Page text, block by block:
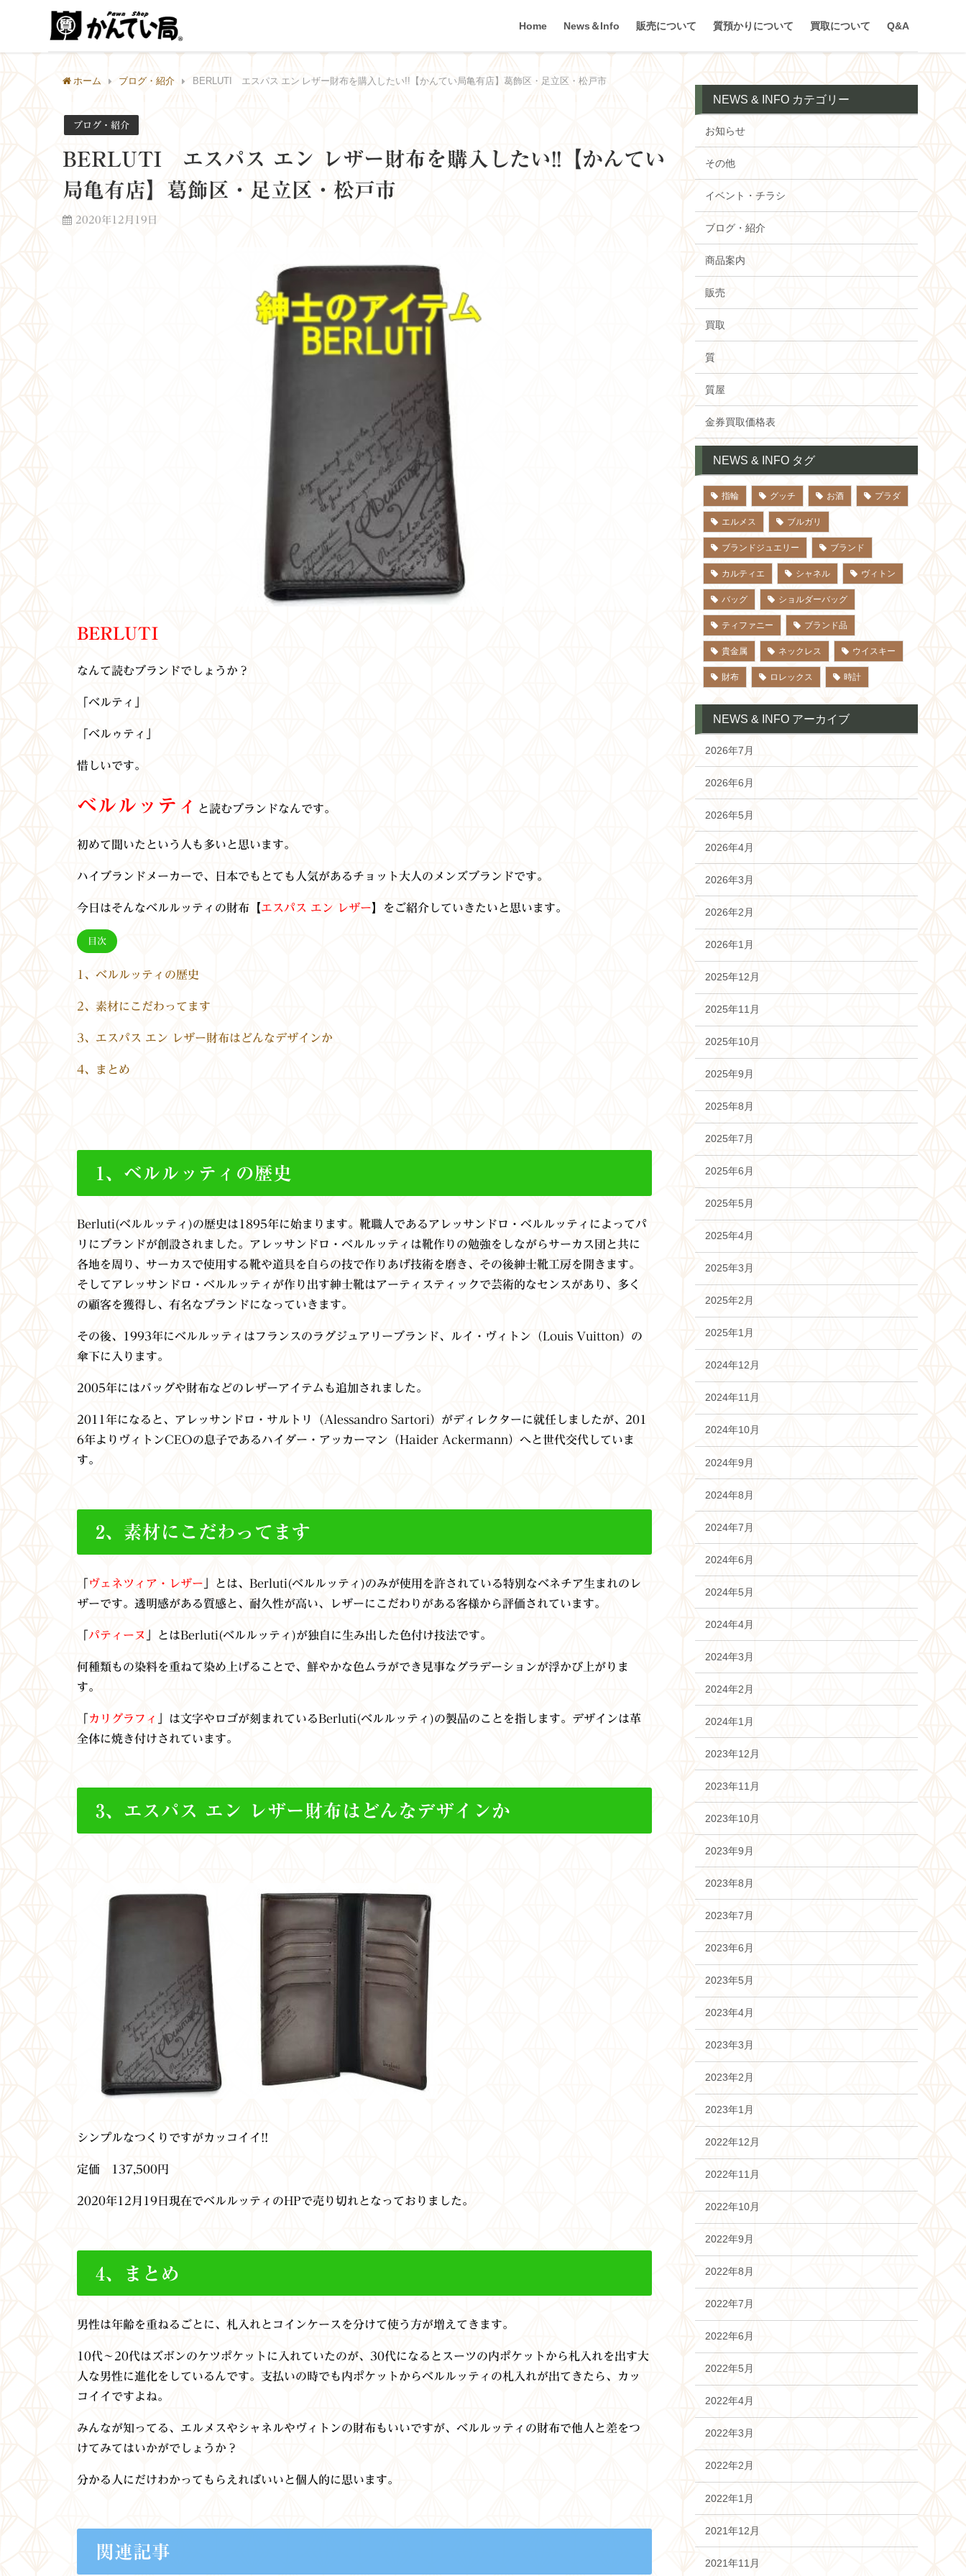
Home News＆Info 販売について 質預かりについて 買取について Q&A
ホーム ブログ・紹介 BERLUTI エスパス エン レザー財布を購入したい!!【かんてい局亀有店】葛飾区・足立区・松戸市
ブログ・紹介
BERLUTI エスパス エン レザー財布を購入したい!!【かんてい
局亀有店】葛飾区・足立区・松戸市
2020年12月19日
BERLUTI
なんて読むブランドでしょうか？
「ベルティ」
「ベルゥティ」
惜しいです。
ベルルッティ と読むブランドなんです。
初めて聞いたという人も多いと思います。
ハイブランドメーカーで、日本でもとても人気があるチョット大人のメンズブランドです。
今日はそんなベルルッティの財布【エスパス エン レザー】をご紹介していきたいと思います。
目次
1、ベルルッティの歴史
2、素材にこだわってます
3、エスパス エン レザー財布はどんなデザインか
4、まとめ
1、ベルルッティの歴史
Berluti(ベルルッティ)の歴史は1895年に始まります。靴職人であるアレッサンドロ・ベルルッティによってパ
リにブランドが創設されました。アレッサンドロ・ベルルッティは靴作りの勉強をしながらサーカス団と共に
各地を周り、サーカスで使用する靴や道具を自らの技で作りあげ技術を磨き、その後紳士靴工房を開きます。
そしてアレッサンドロ・ベルルッティが作り出す紳士靴はアーティスティックで芸術的なセンスがあり、多く
の顧客を獲得し、有名なブランドになっていきます。
その後、1993年にベルルッティはフランスのラグジュアリーブランド、ルイ・ヴィトン（Louis Vuitton）の
傘下に入ります。
2005年にはバッグや財布などのレザーアイテムも追加されました。
2011年になると、アレッサンドロ・サルトリ（Alessandro Sartori）がディレクターに就任しましたが、201
6年よりヴィトンCEOの息子であるハイダー・アッカーマン（Haider Ackermann）へと世代交代していま
す。
2、素材にこだわってます
ヴェネツィア・レザー 」とは、Berluti(ベルルッティ)のみが使用を許されている特別なベネチア生まれのレ
ザーです。透明感がある質感と、耐久性が高い、レザーにこだわりがある客様から評価されています。
パティーヌ 」とはBerluti(ベルルッティ)が独自に生み出した色付け技法です。
何種類もの染料を重ねて染め上げることで、鮮やかな色ムラができ見事なグラデーションが浮かび上がりま
す。
カリグラフィ 」は文字やロゴが刻まれているBerluti(ベルルッティ)の製品のことを指します。デザインは革
全体に焼き付けされています。
3、エスパス エン レザー財布はどんなデザインか
シンプルなつくりですがカッコイイ!!
定価 137,500円
2020年12月19日現在でベルルッティのHPで売り切れとなっておりました。
4、まとめ
男性は年齢を重ねるごとに、札入れとコインケースを分けて使う方が増えてきます。
10代～20代はズボンのケツポケットに入れていたのが、30代になるとスーツの内ポケットから札入れを出す大
人な男性に進化をしているんです。支払いの時でも内ポケットからベルルッティの札入れが出てきたら、カッ
コイイですよね。
みんなが知ってる、エルメスやシャネルやヴィトンの財布もいいですが、ベルルッティの財布で他人と差をつ
けてみてはいかがでしょうか？
分かる人にだけわかってもらえればいいと個人的に思います。
関連記事
NEWS & INFO カテゴリー
お知らせ
その他
イベント・チラシ
ブログ・紹介
商品案内
販売
買取
質
質屋
金券買取価格表
NEWS & INFO タグ
指輪 グッチ お酒 プラダ
エルメス ブルガリ
ブランドジュエリー ブランド
カルティエ シャネル ヴィトン
バッグ ショルダーバッグ
ティファニー ブランド品
貴金属 ネックレス ウイスキー
財布 ロレックス 時計
NEWS & INFO アーカイブ
2026年7月
2026年6月
2026年5月
2026年4月
2026年3月
2026年2月
2026年1月
2025年12月
2025年11月
2025年10月
2025年9月
2025年8月
2025年7月
2025年6月
2025年5月
2025年4月
2025年3月
2025年2月
2025年1月
2024年12月
2024年11月
2024年10月
2024年9月
2024年8月
2024年7月
2024年6月
2024年5月
2024年4月
2024年3月
2024年2月
2024年1月
2023年12月
2023年11月
2023年10月
2023年9月
2023年8月
2023年7月
2023年6月
2023年5月
2023年4月
2023年3月
2023年2月
2023年1月
2022年12月
2022年11月
2022年10月
2022年9月
2022年8月
2022年7月
2022年6月
2022年5月
2022年4月
2022年3月
2022年2月
2022年1月
2021年12月
2021年11月